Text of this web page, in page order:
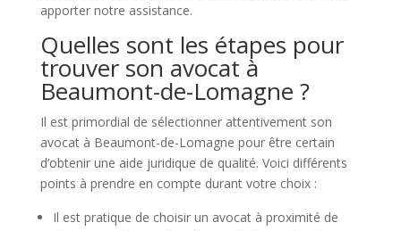
apporter notre assistance.
Quelles sont les étapes pour
trouver son avocat à
Beaumont-de-Lomagne ?
Il est primordial de sélectionner attentivement son
avocat à Beaumont-de-Lomagne pour être certain
d’obtenir une aide juridique de qualité. Voici différents
points à prendre en compte durant votre choix :
Il est pratique de choisir un avocat à proximité de